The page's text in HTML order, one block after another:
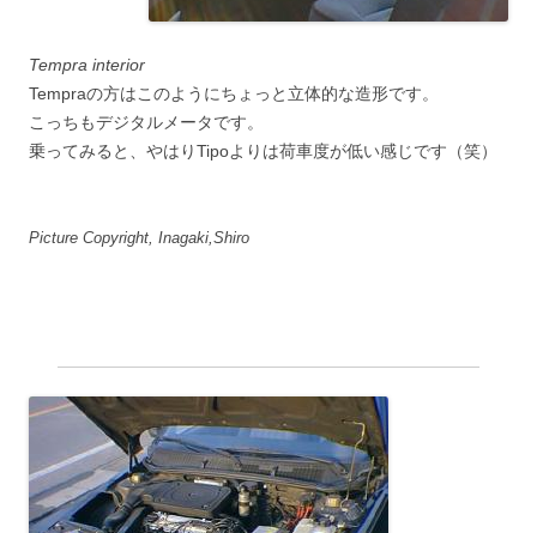
Tempra interior
Tempraの方はこのようにちょっと立体的な造形です。
こっちもデジタルメータです。
乗ってみると、やはりTipoよりは荷車度が低い感じです（笑）
Picture Copyright, Inagaki,Shiro